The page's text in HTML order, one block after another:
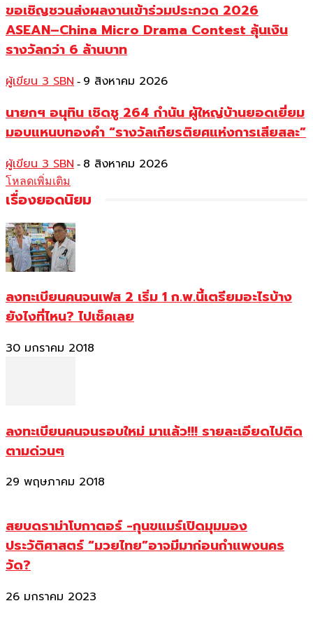
ขอเชิญชวนส่งผลงานเข้าร่วมประกวด 2026
ASEAN–China Micro Drama Contest ลุ้นเงิน
รางวัลกว่า 6 ล้านบาท
ผู้เขียน 3 SBN - 9 สิงหาคม 2026
นายกฯ อนุทิน เชิดชู 264 กำนัน ผู้ใหญ่บ้านยอดเยี่ยม
มอบแหนบทองคำ “รางวัลเกียรติยศแห่งการเสียสละ”
ผู้เขียน 3 SBN - 8 สิงหาคม 2026
โหลดเพิ่มเติม
เรื่องยอดนิยม
ลงทะเบียนคนจนเฟส 2 เริ่ม 1 ก.พ.นี้เตรียมอะไรบ้าง
ยังไงที่ไหน? ไปเช็คเลย
30 มกราคม 2018
ลงทะเบียนคนจนรอบใหม่ มาแล้ว!!! รายละเอียดไปติด
ตามด่วนๆ
29 พฤษภาคม 2018
สยบดราม่าโบกาตอร์ -กุนขแมร์เปิดมุมมอง
ประวัติศาสตร์ “มวยไทย”อาจมีมาก่อนกำแพงนคร
วัด?
26 มกราคม 2023